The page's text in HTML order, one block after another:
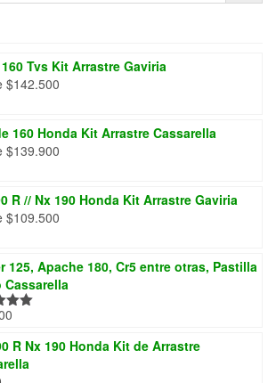
Tvs Kit Arrastre Gaviria
$142.500
160 Honda Kit Arrastre Cassarella
$139.900
R // Nx 190 Honda Kit Arrastre Gaviria
$109.500
125, Apache 180, Cr5 entre otras, Pastilla
Cassarella
R Nx 190 Honda Kit de Arrastre